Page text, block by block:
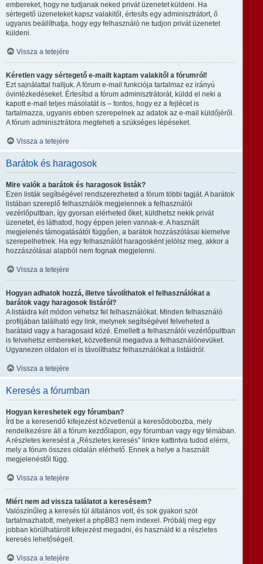
embereket, hogy ne tudjanak neked privát üzenetet küldeni. Ha
sértegető üzeneteket kapsz valakitől, értesíts egy adminisztrátort, ő
ugyanis beállíthatja, hogy egy felhasználó ne tudjon privát üzenetet
küldeni.
Vissza a tetejére
Kéretlen vagy sértegető e-mailt kaptam valakitől a fórumról!
Ezt sajnálattal halljuk. A fórum e-mail funkciója tartalmaz ez irányú
óvintézkedéseket. Értesítsd a fórum adminisztrátorát, küldd el neki a
kapott e-mail teljes másolatát is – fontos, hogy ez a fejlécet is
tartalmazza, ugyanis ebben szerepelnek az adatok az e-mail küldőjéről.
A fórum adminisztrátora megteheti a szükséges lépéseket.
Vissza a tetejére
Barátok és haragosok
Mire valók a barátok és haragosok listák?
Ezen listák segítségével rendszerezheted a fórum többi tagját. A barátok
listában szereplő felhasználók megjelennek a felhasználói
vezérlőpultban, így gyorsan elérheted őket, küldhetsz nekik privát
üzenetet, és láthatod, hogy éppen jelen vannak-e. A használt
megjelenés támogatásától függően, a barátok hozzászólásai kiemelve
szerepelhetnek. Ha egy felhasználót haragosként jelölsz meg, akkor a
hozzászólásai alapból nem fognak megjelenni.
Vissza a tetejére
Hogyan adhatok hozzá, illetve távolíthatok el felhasználókat a
barátok vagy haragosok listáról?
A listáidra két módon vehetsz fel felhasználókat. Minden felhasználó
profiljában található egy link, melynek segítségével felveheted a
barátaid vagy a haragosaid közé. Emellett a felhasználói vezérlőpultban
is felvehetsz embereket, közvetlenül megadva a felhasználónevüket.
Ugyanezen oldalon el is távolíthatsz felhasználókat a listáidról.
Vissza a tetejére
Keresés a fórumban
Hogyan kereshetek egy fórumban?
Írd be a keresendő kifejezést közvetlenül a keresődobozba, mely
rendelkezésre áll a fórum kezdőlapon, egy fórumban vagy egy témában.
A részletes keresést a „Részletes keresés” linkre kattintva tudod elérni,
mely a fórum összes oldalán elérhető. Ennek a helye a használt
megjelenéstől függ.
Vissza a tetejére
Miért nem ad vissza találatot a keresésem?
Valószínűleg a keresés túl általános volt, és sok gyakori szót
tartalmazhatott, melyeket a phpBB3 nem indexel. Próbálj meg egy
jobban körülhatárolt kifejezést megadni, és használd ki a részletes
keresés lehetőségeit.
Vissza a tetejére